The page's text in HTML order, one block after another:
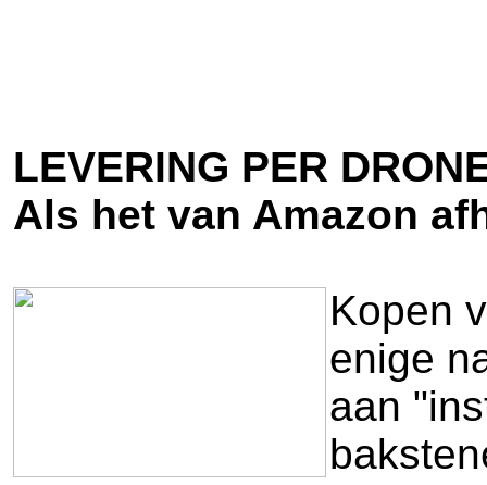
LEVERING PER
Als het van Amazon
Kopen
enige
aan